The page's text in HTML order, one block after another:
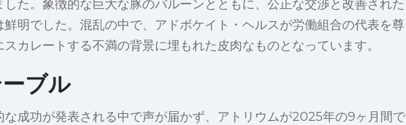
た。象徴的な巨大な豚のバルーンとともに、公正な交渉と改善された
明でした。混乱の中で、アドボケイト・ヘルスが労働組合の代表を尊
カレートする不満の背景に埋もれた皮肉なものとなっています。
ブル
な成功が発表される中で声が届かず、アトリウムが2025年の9ヶ月間で